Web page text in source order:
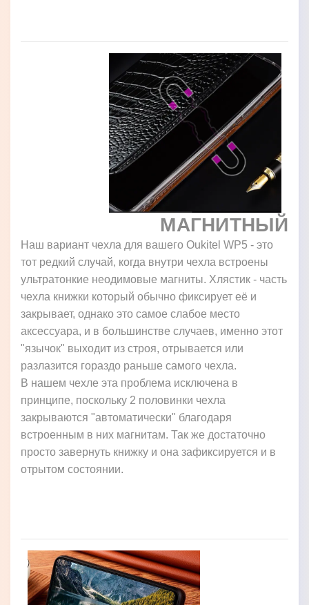
МАГНИТНЫЙ
Наш вариант чехла для вашего Oukitel WP5 - это
тот редкий случай, когда внутри чехла встроены
ультратонкие неодимовые магниты. Хлястик - часть
чехла книжки который обычно фиксирует её и
закрывает, однако это самое слабое место
аксессуара, и в большинстве случаев, именно этот
"язычок" выходит из строя, отрывается или
разлазится гораздо раньше самого чехла.
В нашем чехле эта проблема исключена в
принципе, поскольку 2 половинки чехла
закрываются "автоматически" благодаря
встроенным в них магнитам. Так же достаточно
просто завернуть книжку и она зафиксируется и в
отрытом состоянии.